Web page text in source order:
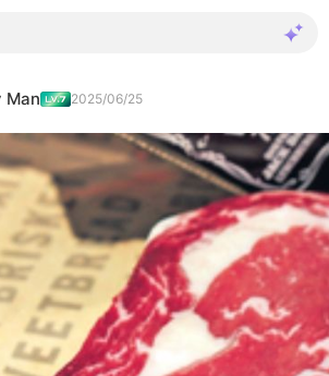
Man 2025/06/25